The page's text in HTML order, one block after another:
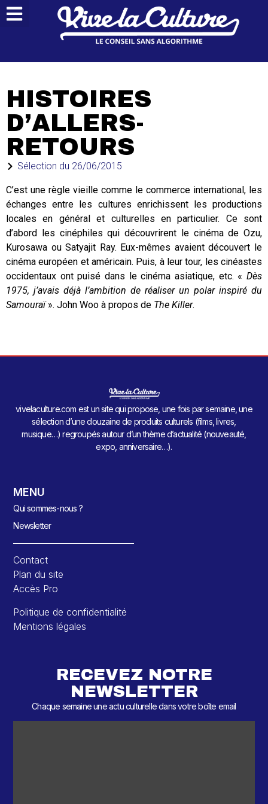
HISTOIRES
D’ALLERS-
RETOURS
Sélection du 26/06/2015
C’est une règle vieille comme le commerce international, les
échanges entre les cultures enrichissent les productions
locales en général et culturelles en particulier. Ce sont
d’abord les cinéphiles qui découvrirent le cinéma de Ozu,
Kurosawa ou Satyajit Ray. Eux-mêmes avaient découvert le
cinéma européen et américain. Puis, à leur tour, les cinéastes
occidentaux ont puisé dans le cinéma asiatique, etc. « Dès
1975, j’avais déjà l’ambition de réaliser un polar inspiré du
Samouraï». John Woo à propos de The Killer.
vivelaculture.com est un site qui propose, une fois par semaine, une
sélection d’une douzaine de produits culturels (films, livres,
musique…) regroupés autour d’un thème d’actualité (nouveauté,
expo, anniversaire…).
MENU
Qui sommes-nous ?
Newsletter
Contact
Plan du site
Accès Pro
Politique de confidentialité
Mentions légales
RECEVEZ NOTRE
NEWSLETTER
Chaque semaine une actu culturelle dans votre boîte email